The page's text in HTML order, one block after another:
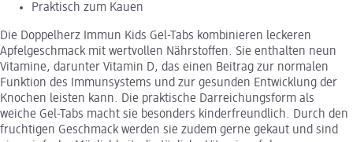
Praktisch zum Kauen
Die Doppelherz Immun Kids Gel-Tabs kombinieren leckeren
Apfelgeschmack mit wertvollen Nährstoffen. Sie enthalten neun
Vitamine, darunter Vitamin D, das einen Beitrag zur normalen
Funktion des Immunsystems und zur gesunden Entwicklung der
Knochen leisten kann. Die praktische Darreichungsform als
weiche Gel-Tabs macht sie besonders kinderfreundlich. Durch den
fruchtigen Geschmack werden sie zudem gerne gekaut und sind